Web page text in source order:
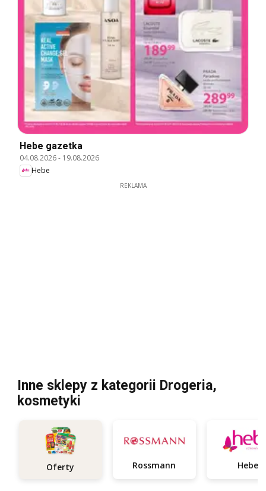
Hebe gazetka
04.08.2026- 19.08.2026
Hebe
REKLAMA
Inne sklepy z kategorii Drogeria,
kosmetyki
Oferty Rossmann Hebe